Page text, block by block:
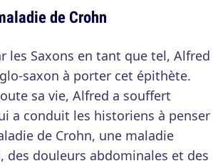
de Crohn
les Saxons en tant que tel, Alfred
saxon à porter cet épithète.
sa vie, Alfred a souffert
a conduit les historiens à penser
de Crohn, une maladie
douleurs abdominales et des